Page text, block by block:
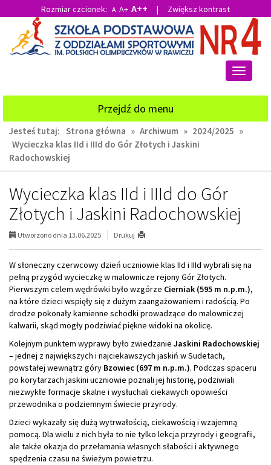
głównej
treści
wyszukiwarki
Rozmiar czcionek: A A+ A++ | Zwiększ kontrast
Przełącz
Przejdź do menu
Jesteś tutaj: Strona główna » Archiwum » 2024/2025 »
Wycieczka klas IId i IIId do Gór Złotych i Jaskini
Radochowskiej
Wycieczka klas IId i IIId do Gór
Złotych i Jaskini Radochowskiej
Utworzono dnia 13.06.2025 Drukuj
W słoneczny czerwcowy dzień uczniowie klas IId i IIId wybrali się na
pełną przygód wycieczkę w malownicze rejony Gór Złotych.
Pierwszym celem wędrówki było wzgórze Cierniak (595 m n.p.m.),
na które dzieci wspięły się z dużym zaangażowaniem i radością. Po
drodze pokonały kamienne schodki prowadzące do malowniczej
kalwarii, skąd mogły podziwiać piękne widoki na okolicę.
Kolejnym punktem wyprawy było zwiedzanie Jaskini Radochowskiej
– jednej z największych i najciekawszych jaskiń w Sudetach,
powstałej wewnątrz góry Bzowiec (697 m n.p.m.). Podczas spaceru
po korytarzach jaskini uczniowie poznali jej historię, podziwiali
niezwykłe formacje skalne i wysłuchali ciekawych opowieści
przewodnika o podziemnym świecie przyrody.
Dzieci wykazały się dużą wytrwałością, ciekawością i wzajemną
pomocą. Dla wielu z nich była to nie tylko lekcja przyrody i geografii,
ale także okazja do przełamania własnych słabości i aktywnego
spędzenia czasu na świeżym powietrzu.